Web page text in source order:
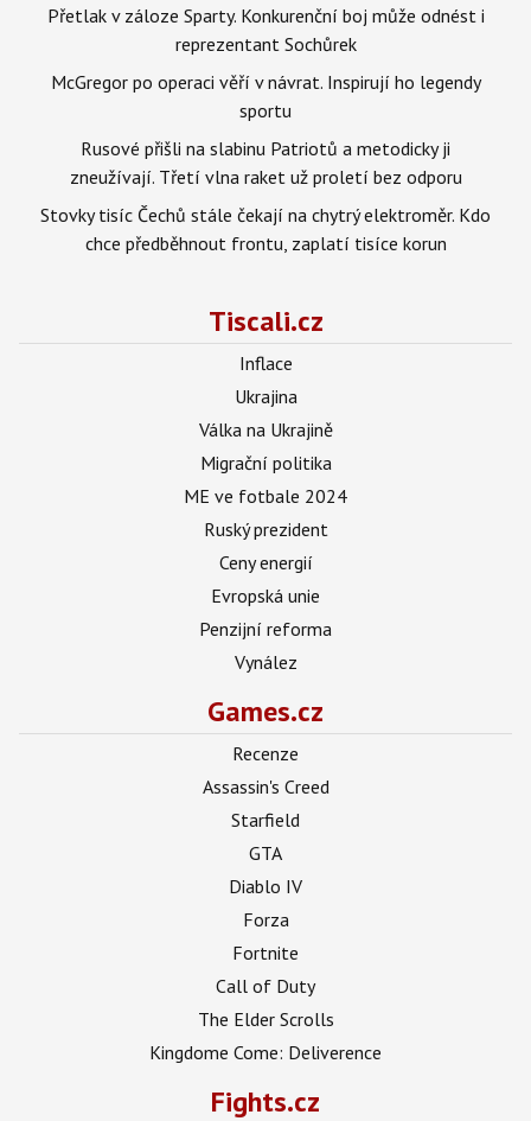
Přetlak v záloze Sparty. Konkurenční boj může odnést i
reprezentant Sochůrek
McGregor po operaci věří v návrat. Inspirují ho legendy
sportu
Rusové přišli na slabinu Patriotů a metodicky ji
zneužívají. Třetí vlna raket už proletí bez odporu
Stovky tisíc Čechů stále čekají na chytrý elektroměr. Kdo
chce předběhnout frontu, zaplatí tisíce korun
Tiscali.cz
Inflace
Ukrajina
Válka na Ukrajině
Migrační politika
ME ve fotbale 2024
Ruský prezident
Ceny energií
Evropská unie
Penzijní reforma
Vynález
Games.cz
Recenze
Assassin's Creed
Starfield
GTA
Diablo IV
Forza
Fortnite
Call of Duty
The Elder Scrolls
Kingdome Come: Deliverence
Fights.cz